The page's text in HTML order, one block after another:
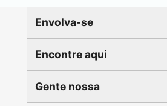
Envolva-se
Encontre aqui
Gente nossa